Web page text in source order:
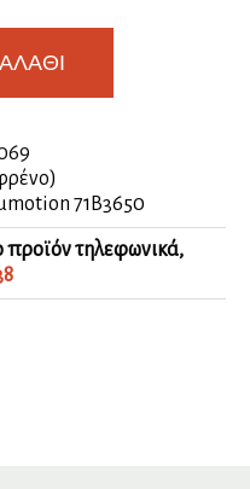
71B3650
προϊόν τηλεφωνικά,